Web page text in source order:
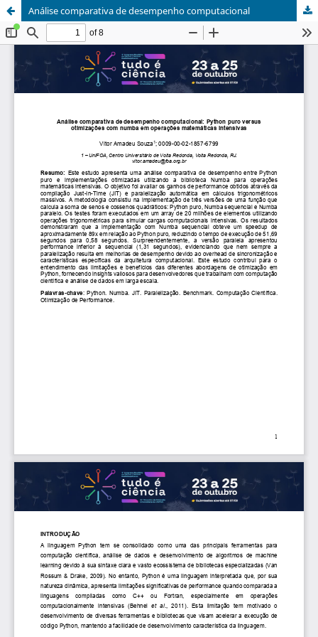
Análise comparativa de desempenho computacional